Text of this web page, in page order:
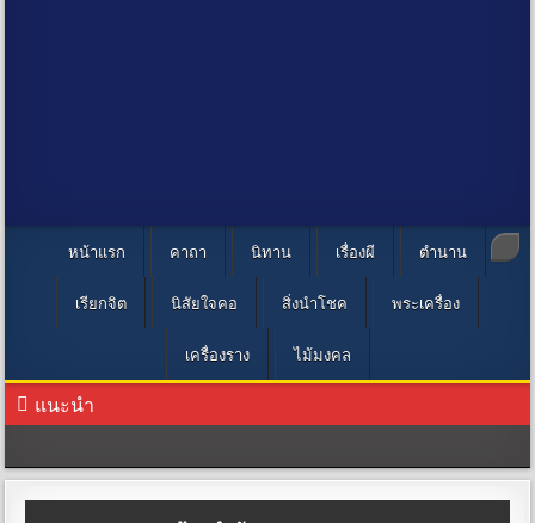
หน้าแรก คาถา นิทาน เรื่องผี ตำนาน
เรียกจิต นิสัยใจคอ สิ่งนำโชค พระเครื่อง
เครื่องราง ไม้มงคล
แนะนำ